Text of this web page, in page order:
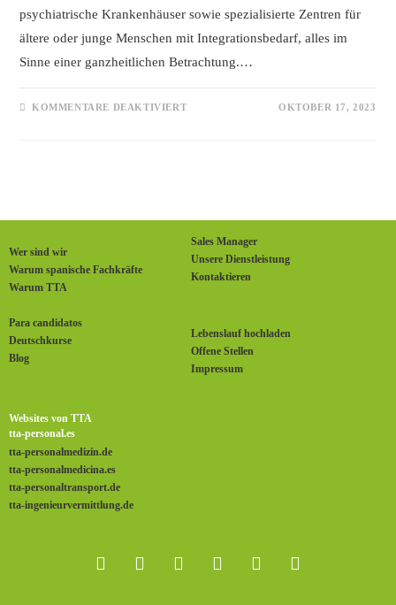
psychiatrische Krankenhäuser sowie spezialisierte Zentren für
ältere oder junge Menschen mit Integrationsbedarf, alles im
Sinne einer ganzheitlichen Betrachtung.…
KOMMENTARE DEAKTIVIERT OKTOBER 17, 2023
Wer sind wir
Warum spanische Fachkräfte
Warum TTA
Sales Manager
Unsere Dienstleistung
Kontaktieren
Para candidatos
Deutschkurse
Blog
Lebenslauf hochladen
Offene Stellen
Impressum
Websites von TTA
tta-personal.es
tta-personalmedizin.de
tta-personalmedicina.es
tta-personaltransport.de
tta-ingenieurvermittlung.de